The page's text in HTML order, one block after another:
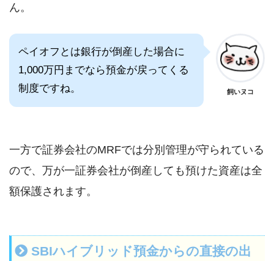
ん。
ペイオフとは銀行が倒産した場合に
1,000万円までなら預金が戻ってくる
制度ですね。
飼いヌコ
一方で証券会社のMRFでは分別管理が守られている
ので、万が一証券会社が倒産しても預けた資産は全
額保護されます。
SBIハイブリッド預金からの直接の出